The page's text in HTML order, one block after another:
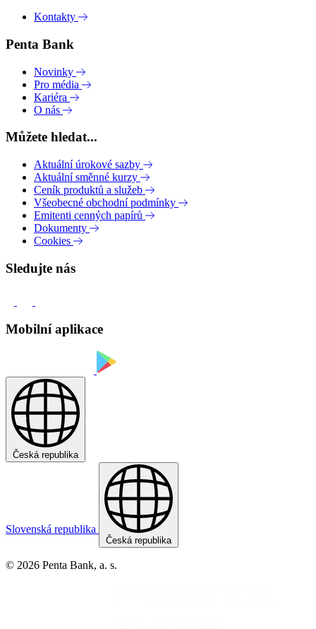
Kontakty
Penta Bank
Novinky
Pro média
Kariéra
O nás
Můžete hledat...
Aktuální úrokové sazby
Aktuální směnné kurzy
Ceník produktů a služeb
Všeobecné obchodní podmínky
Emitenti cenných papírů
Dokumenty
Cookies
Sledujte nás
Mobilní aplikace
Česká republika
Slovenská republika
Česká republika
© 2026 Penta Bank, a. s.